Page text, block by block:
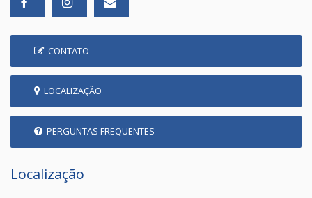
CONTATO
LOCALIZAÇÃO
PERGUNTAS FREQUENTES
Localização